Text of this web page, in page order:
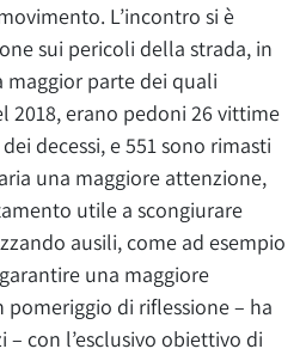
L’incontro si è
sui pericoli della strada, in
parte dei quali
2018, erano pedoni 26 vittime
decessi, e 551 sono rimasti
una maggiore attenzione,
utile a scongiurare
ausili, come ad esempio
una maggiore
pomeriggio di riflessione – ha
– con l’esclusivo obiettivo di